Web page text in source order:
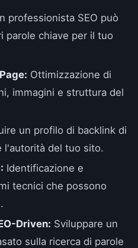
professionista SEO può
parole chiave per il tuo
Ottimizzazione di
immagini e struttura del
un profilo di backlink di
l'autorità del tuo sito.
Identificazione e
tecnici che possono
Driven: Sviluppare un
sulla ricerca di parole